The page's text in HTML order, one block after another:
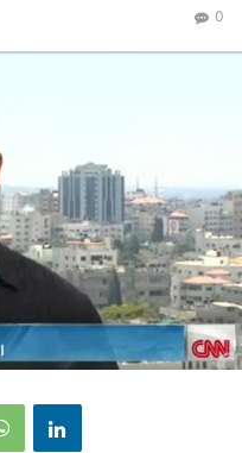
0